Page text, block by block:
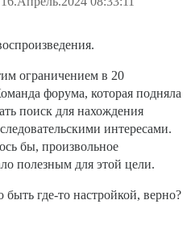
ограничением в 20
форума, которая подняла
поиск для нахождения
интересами.
бы, произвольное
полезным для этой цели.
где-то настройкой, верно?